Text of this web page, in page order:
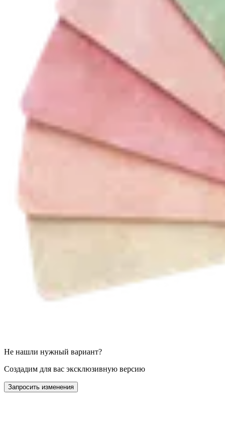
Не нашли нужный вариант?
Создадим для вас эксклюзивную версию
Запросить изменения